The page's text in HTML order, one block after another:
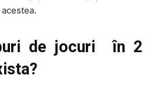
de jocuri în 2